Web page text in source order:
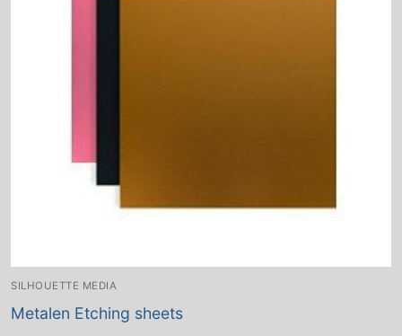
SILHOUETTE MEDIA
Metalen Etching sheets